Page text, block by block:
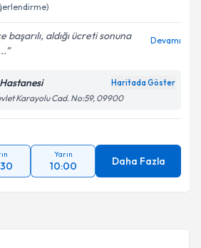
işlenmesine ilişkin
kabul ediyorum.
aldığı ücreti sonuna
Devamı
Haritada Göster
Karayolu Cad. No:59, 09900
Yarın
10:00 Daha Fazla